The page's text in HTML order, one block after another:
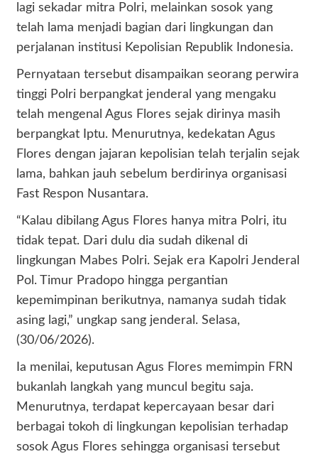
lagi sekadar mitra Polri, melainkan sosok yang
telah lama menjadi bagian dari lingkungan dan
perjalanan institusi Kepolisian Republik Indonesia.
Pernyataan tersebut disampaikan seorang perwira
tinggi Polri berpangkat jenderal yang mengaku
telah mengenal Agus Flores sejak dirinya masih
berpangkat Iptu. Menurutnya, kedekatan Agus
Flores dengan jajaran kepolisian telah terjalin sejak
lama, bahkan jauh sebelum berdirinya organisasi
Fast Respon Nusantara.
“Kalau dibilang Agus Flores hanya mitra Polri, itu
tidak tepat. Dari dulu dia sudah dikenal di
lingkungan Mabes Polri. Sejak era Kapolri Jenderal
Pol. Timur Pradopo hingga pergantian
kepemimpinan berikutnya, namanya sudah tidak
asing lagi,” ungkap sang jenderal. Selasa,
(30/06/2026).
Ia menilai, keputusan Agus Flores memimpin FRN
bukanlah langkah yang muncul begitu saja.
Menurutnya, terdapat kepercayaan besar dari
berbagai tokoh di lingkungan kepolisian terhadap
sosok Agus Flores sehingga organisasi tersebut